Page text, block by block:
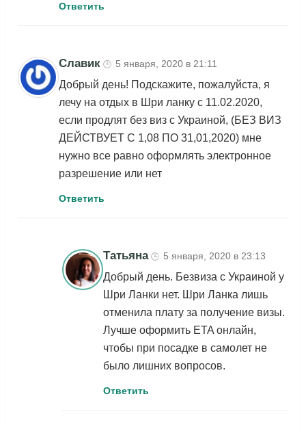
Ответить
Славик 🕒 5 января, 2020 в 21:11
Добрый день! Подскажите, пожалуйста, я
лечу на отдых в Шри ланку с 11.02.2020,
если продлят без виз с Украиной, (БЕЗ ВИЗ
ДЕЙСТВУЕТ С 1,08 ПО 31,01,2020) мне
нужно все равно оформлять электронное
разрешение или нет
Ответить
Татьяна 🕒 5 января, 2020 в 23:13
Добрый день. Безвиза с Украиной у
Шри Ланки нет. Шри Ланка лишь
отменила плату за получение визы.
Лучше оформить ETA онлайн,
чтобы при посадке в самолет не
было лишних вопросов.
Ответить